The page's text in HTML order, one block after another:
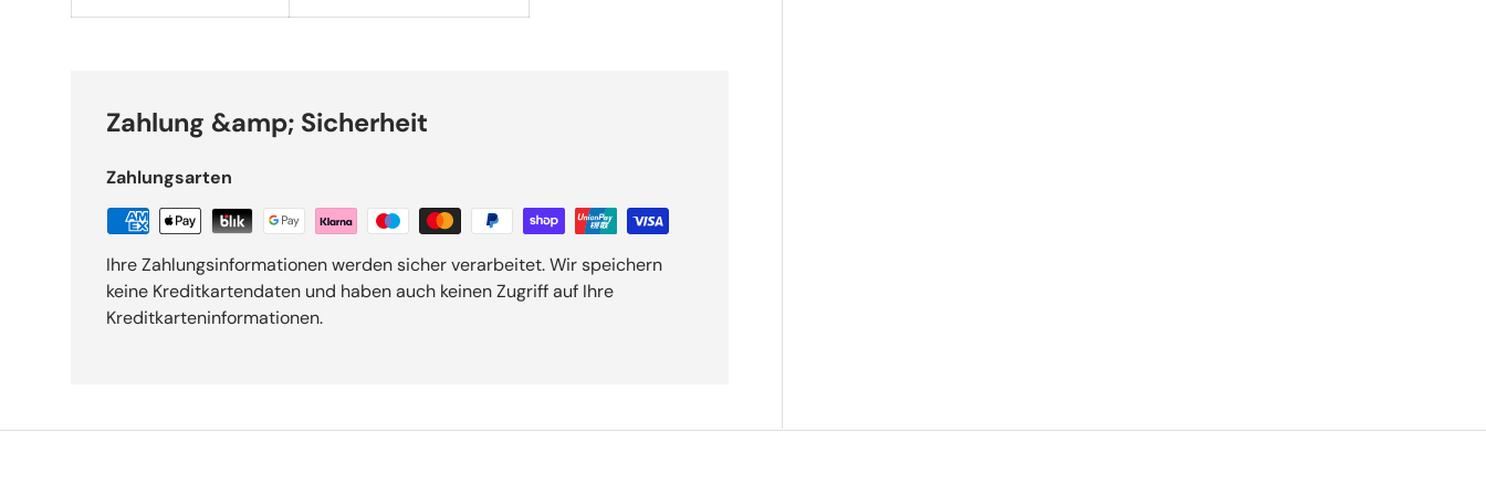
Zahlung &amp; Sicherheit
Zahlungsarten
Ihre Zahlungsinformationen werden sicher verarbeitet. Wir speichern
keine Kreditkartendaten und haben auch keinen Zugriff auf Ihre
Kreditkarteninformationen.